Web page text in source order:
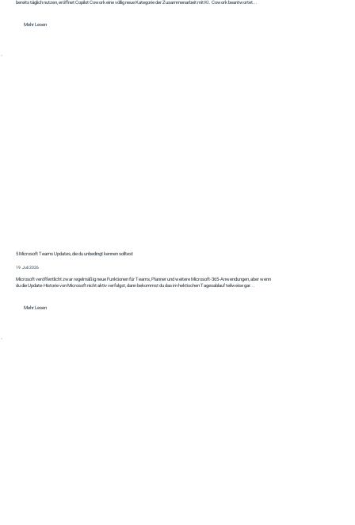
bereits täglich nutzen, eröffnet Copilot Cowork eine völlig neue Kategorie der Zusammenarbeit mit KI. Cowork beantwortet...
Mehr Lesen
5 Microsoft Teams Updates, die du unbedingt kennen solltest
19. Juli 2026
Microsoft veröffentlicht zwar regelmäßig neue Funktionen für Teams, Planner und weitere Microsoft-365-Anwendungen, aber wenn
du die Update-Historie von Microsoft nicht aktiv verfolgst, dann bekommst du das im hektischen Tagesablauf teilweise gar...
Mehr Lesen